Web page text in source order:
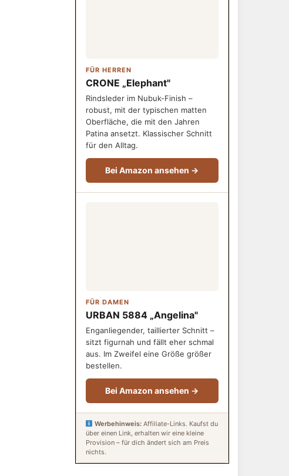
FÜR HERREN
CRONE „Elephant"
Rindsleder im Nubuk-Finish –
robust, mit der typischen matten
Oberfläche, die mit den Jahren
Patina ansetzt. Klassischer Schnitt
für den Alltag.
Bei Amazon ansehen →
FÜR DAMEN
URBAN 5884 „Angelina"
Enganliegender, taillierter Schnitt –
sitzt figurnah und fällt eher schmal
aus. Im Zweifel eine Größe größer
bestellen.
Bei Amazon ansehen →
Werbehinweis: Affiliate-Links. Kaufst du
über einen Link, erhalten wir eine kleine
Provision – für dich ändert sich am Preis
nichts.